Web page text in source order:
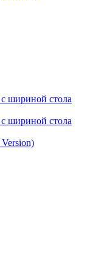
шириной стола
шириной стола